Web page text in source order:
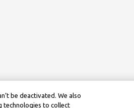
be deactivated. We also
technologies to collect